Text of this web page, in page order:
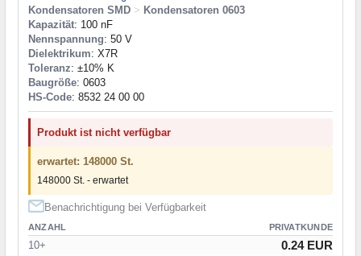
Kondensatoren SMD > Kondensatoren 0603
Kapazität: 100 nF
Nennspannung: 50 V
Dielektrikum: X7R
Toleranz: ±10% K
Baugröße: 0603
HS-Code: 8532 24 00 00
Produkt ist nicht verfügbar
erwartet: 148000 St.
148000 St. - erwartet
Benachrichtigung bei Verfügbarkeit
ANZAHL PRIVATKUNDE
10+ 0.24 EUR